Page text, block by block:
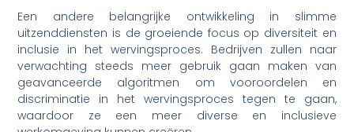
Een andere belangrijke ontwikkeling in slimme
uitzenddiensten is de groeiende focus op diversiteit en
inclusie in het wervingsproces. Bedrijven zullen naar
verwachting steeds meer gebruik gaan maken van
geavanceerde algoritmen om vooroordelen en
discriminatie in het wervingsproces tegen te gaan,
waardoor ze een meer diverse en inclusieve